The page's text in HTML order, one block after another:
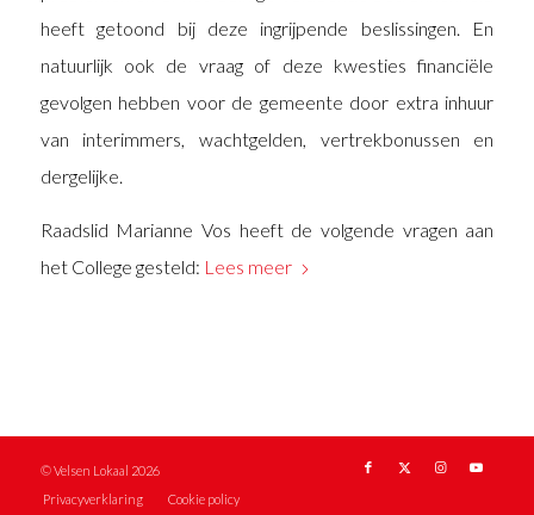
heeft getoond bij deze ingrijpende beslissingen. En
natuurlijk ook de vraag of deze kwesties financiële
gevolgen hebben voor de gemeente door extra inhuur
van interimmers, wachtgelden, vertrekbonussen en
dergelijke.
Raadslid Marianne Vos heeft de volgende vragen aan
het College gesteld: Lees meer
© Velsen Lokaal 2026
Privacyverklaring
Cookie policy